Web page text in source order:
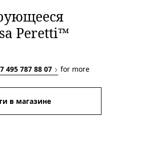
Peretti™
495 787 88 07
for more
в магазине